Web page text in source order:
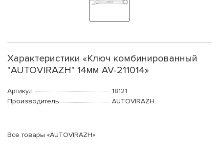
Характеристики «Ключ комбинированный
"AUTOVIRAZH" 14мм AV-211014»
Артикул
18121
Производитель
AUTOVIRAZH
Все товары «AUTOVIRAZH»